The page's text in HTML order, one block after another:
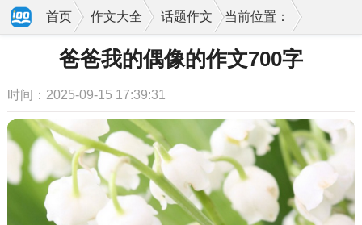
当前位置：
首页 作文大全 话题作文
爸爸我的偶像的作文700字
时间：2025-09-15 17:39:31